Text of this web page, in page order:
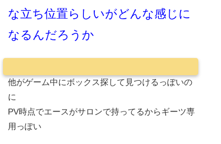
な立ち位置らしいがどんな感じに
なるんだろうか
他がゲーム中にボックス探して見つけるっぽいの
に
PV時点でエースがサロンで持ってるからギーツ専
用っぽい